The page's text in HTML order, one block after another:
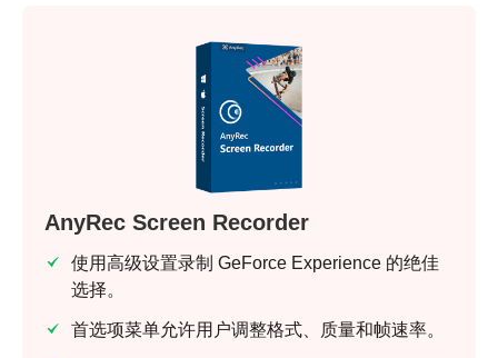
AnyRec Screen Recorder
使用高级设置录制 GeForce Experience 的绝佳
选择。
首选项菜单允许用户调整格式、质量和帧速率。